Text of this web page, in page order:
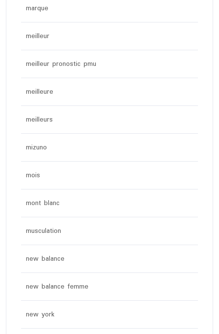
marque
meilleur
meilleur pronostic pmu
meilleure
meilleurs
mizuno
mois
mont blanc
musculation
new balance
new balance femme
new york